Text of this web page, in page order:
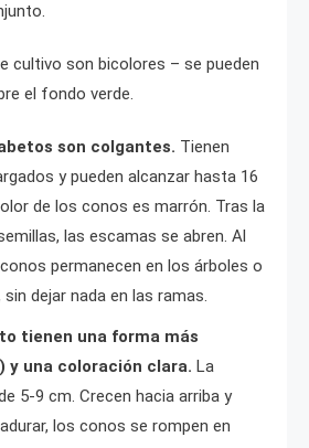
cultivo son bicolores – se pueden
el fondo verde.
son colgantes. Tienen
y pueden alcanzar hasta 16
de los conos es marrón. Tras la
las escamas se abren. Al
permanecen en los árboles o
dejar nada en las ramas.
tienen una forma más
y una coloración clara. La
5-9 cm. Crecen hacia arriba y
los conos se rompen en